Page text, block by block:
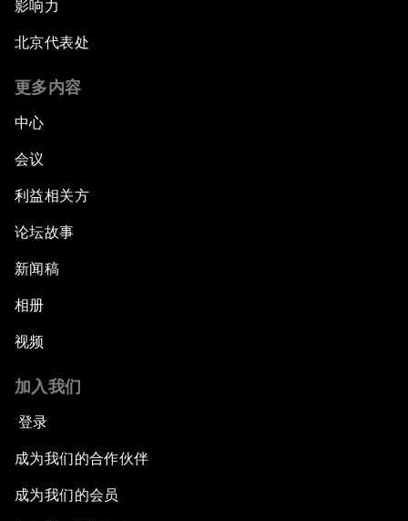
影响力
北京代表处
更多内容
中心
会议
利益相关方
论坛故事
新闻稿
相册
视频
加入我们
登录
成为我们的合作伙伴
成为我们的会员